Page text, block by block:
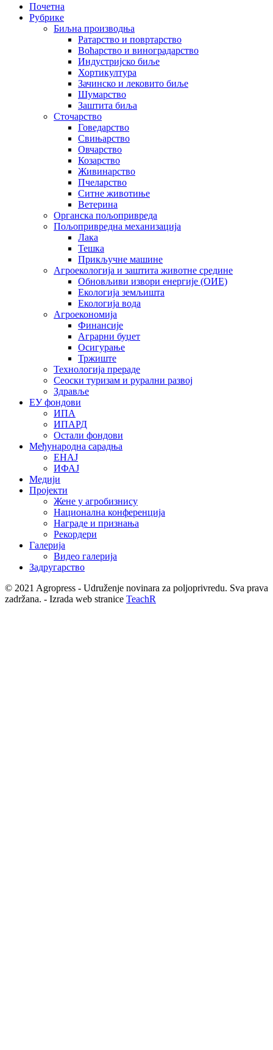
Почетна
Рубрике
Биљна производња
Ратарство и повртарство
Воћарство и виноградарство
Индустријско биље
Хортикултура
Зачинско и лековито биље
Шумарство
Заштита биља
Сточарство
Говедарство
Свињарство
Овчарство
Козарство
Живинарство
Пчеларство
Ситне животиње
Ветерина
Органска пољопривреда
Пољопривредна механизација
Лака
Тешка
Прикључне машине
Агроекологија и заштита животне средине
Обновљиви извори енергије (ОИЕ)
Екологија земљишта
Екологија вода
Агроекономија
Финансије
Аграрни буџет
Осигурање
Тржиште
Технологија прераде
Сеоски туризам и рурални развој
Здравље
ЕУ фондови
ИПА
ИПАРД
Остали фондови
Међународна сарадња
ЕНАЈ
ИФАЈ
Медији
Пројекти
Жене у агробизнису
Национална конференција
Награде и признања
Рекордери
Галерија
Видео галерија
Задругарство
© 2021 Agropress - Udruženje novinara za poljoprivredu. Sva prava
zadržana. - Izrada web stranice TeachR